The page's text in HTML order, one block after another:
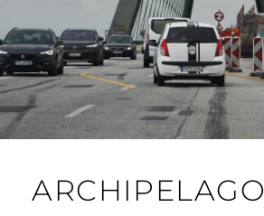
ARCHIPELAGO